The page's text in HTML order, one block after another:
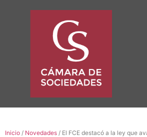
Inicio / Novedades / El FCE destacó a la ley que